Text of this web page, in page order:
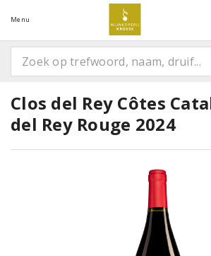
Menu
Clos del Rey Côtes
del Rey Rouge 2024